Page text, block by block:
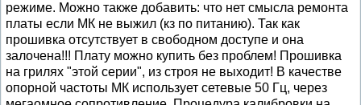
режиме. Можно также добавить: что нет смысла ремонта
платы если МК не выжил (кз по питанию). Так как
прошивка отсутствует в свободном доступе и она
залочена!!! Плату можно купить без проблем! Прошивка
на грилях "этой серии", из строя не выходит! В качестве
опорной частоты МК использует сетевые 50 Гц, через